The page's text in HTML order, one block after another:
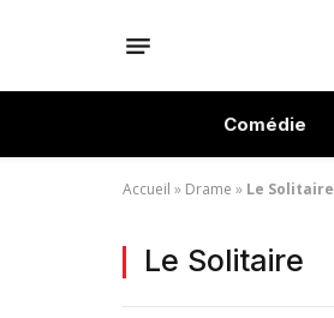
Comédie
Accueil » Drame » Le Solitaire
Le Solitaire